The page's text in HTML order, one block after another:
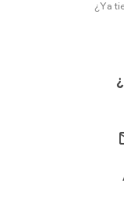
¿Ya